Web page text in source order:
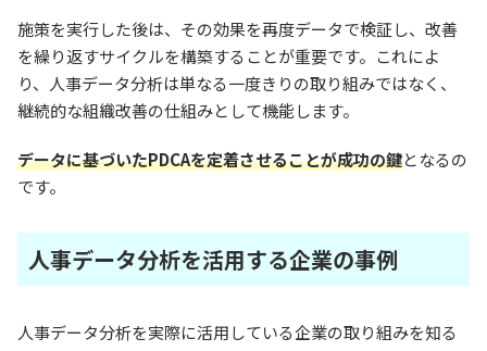
施策を実行した後は、その効果を再度データで検証し、改善
を繰り返すサイクルを構築することが重要です。これによ
り、人事データ分析は単なる一度きりの取り組みではなく、
継続的な組織改善の仕組みとして機能します。
データに基づいたPDCAを定着させることが成功の鍵となるの
です。
人事データ分析を活用する企業の事例
人事データ分析を実際に活用している企業の取り組みを知る